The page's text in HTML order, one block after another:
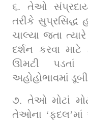
૬. તેઓ
તરીકે સુપ્રસિદ્ધ
ચાલ્યા જતા
દર્શન કરવા માટે
ઊમટી
અહોહોભાવમાં
૭. તેઓ મોટાં
તેઓના ‘ફદલ’માં